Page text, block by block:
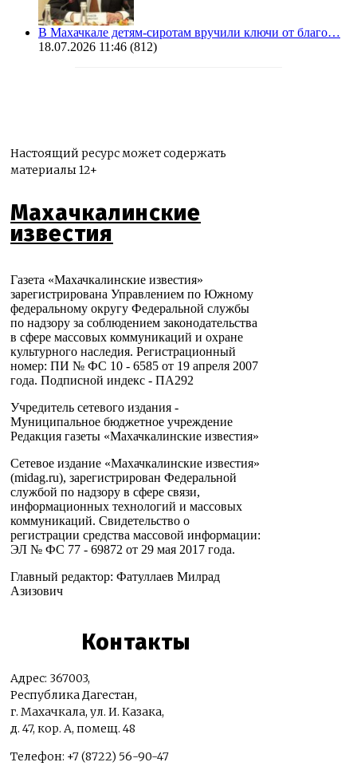
В Махачкале детям-сиротам вручили ключи от благо…
18.07.2026 11:46 (812)
Настоящий ресурс может содержать
материалы 12+
Махачкалинские
известия
Газета «Махачкалинские известия»
зарегистрирована Управлением по Южному
федеральному округу Федеральной службы
по надзору за соблюдением законодательства
в сфере массовых коммуникаций и охране
культурного наследия. Регистрационный
номер: ПИ № ФС 10 - 6585 от 19 апреля 2007
года. Подписной индекс - ПА292
Учредитель сетевого издания -
Муниципальное бюджетное учреждение
Редакция газеты «Махачкалинские известия»
Сетевое издание «Махачкалинские известия»
(midag.ru), зарегистрирован Федеральной
службой по надзору в сфере связи,
информационных технологий и массовых
коммуникаций. Свидетельство о
регистрации средства массовой информации:
ЭЛ № ФС 77 - 69872 от 29 мая 2017 года.
Главный редактор: Фатуллаев Милрад
Азизович
Контакты
Адрес: 367003,
Республика Дагестан,
г. Махачкала, ул. И. Казака,
д. 47, кор. А, помещ. 48
Телефон: +7 (8722) 56-90-47